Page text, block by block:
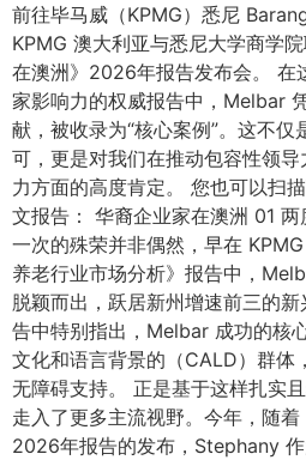
前往毕马威（KPMG）悉尼
KPMG 澳大利亚与悉尼大学商学
在澳洲》2026年报告发布会。 在
家影响力的权威报告中，Melbar
献，被收录为“核心案例”。这不
可，更是对我们在推动包容性领
力方面的高度肯定。 您也可以扫
文报告： 华裔企业家在澳洲 01
一次的殊荣并非偶然，早在
养老行业市场分析》报告中，
脱颖而出，跃居新州增速前三的
告中特别指出，Melbar 成功的核
文化和语言背景的（CALD）群体
无障碍支持。 正是基于这样扎实
走入了更多主流视野。今年，随着
2026年报告的发布，Stephany